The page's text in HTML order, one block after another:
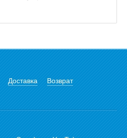
Доставка
Возврат